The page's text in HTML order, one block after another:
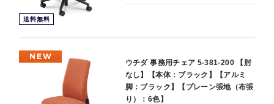
送料無料
NEW
ウチダ 事務用チェア 5-381-200 【肘
なし】【本体：ブラック】【アルミ
脚：ブラック】【プレーン張地（布張
り）：6色】